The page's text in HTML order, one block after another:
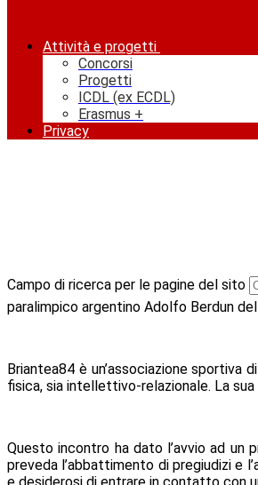
Attività e progetti
Concorsi
Progetti
ICDL (ex ECDL)
Erasmus +
Privacy
Campo di ricerca per le pagine del sito
paralimpico argentino Adolfo Berdun
Briantea84 è un’associazione
fisica, sia intellettivo-relazionale. La
Questo incontro ha dato l’avvio ad
preveda l’abbattimento di pregiudizi e